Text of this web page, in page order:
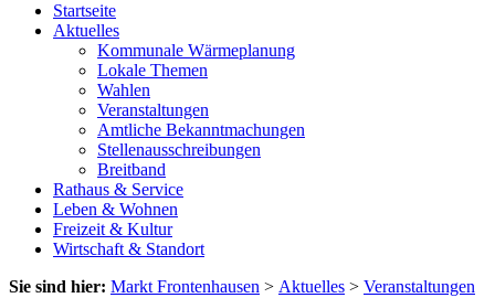
Startseite
Aktuelles
Kommunale Wärmeplanung
Lokale Themen
Wahlen
Veranstaltungen
Amtliche Bekanntmachungen
Stellenausschreibungen
Breitband
Rathaus & Service
Leben & Wohnen
Freizeit & Kultur
Wirtschaft & Standort
Sie sind hier: Markt Frontenhausen > Aktuelles > Veranstaltungen